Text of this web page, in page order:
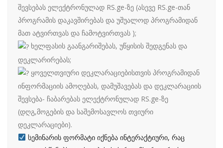
შევსებას ელექტრონულად RS.ge-ზე (ასევე RS.ge-თან
პროგრამის დაკავშირებას და უშუალოდ პროგრამიდან
მათ ატვირთვას და ჩამოტვირთვას );
ხელფასის გაანგარიშებას, უწყისის შედგენას და
დეკლარირებას;
ყოველთვიური დეკლარაციებისთვის პროგრამიდან
ინფორმაციის ამოღებას, დამუშავებას და დეკლარაციის
შევსება- ჩაბარებას ელექტრონულად RS.ge-ზე
(დღგ,მოგების და საშემოსავლოს თვიური
დეკლარაციები).
სემინარის ფორმატი იქნება ინტერაქტიური, რაც